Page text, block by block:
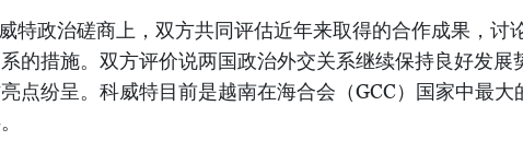
特政治磋商上，双方共同评估近年来取得的合作成果，讨
的措施。双方评价说两国政治外交关系继续保持良好发展
点纷呈。科威特目前是越南在海合会（GCC）国家中最大